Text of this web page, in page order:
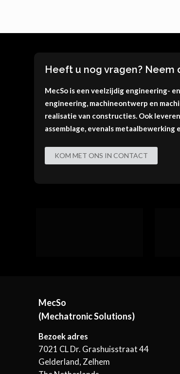
Heeft u nog vragen?
MecSo is een veelzijdig engineering-
engineering, machineontwerp en
realisatie van constructies. Ook
assemblage, evenals metaalbewerking
KOM MET ONS IN CONTACT
MecSo
(Mechatronic Solutions)
Bezoek adres
7021 CL Dr. Grashuisstraat 44
Gelderland, Zelhem